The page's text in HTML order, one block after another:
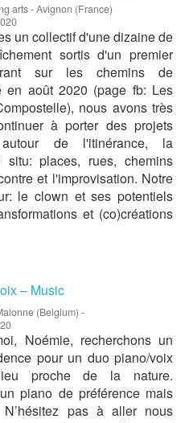
arts-Avignon (France)
un collectif d'une dizaine de
sortis d'un premier
sur les chemins de
en août 2020 (page fb: Les
nous avons très
à porter des projets
autour de l'itinérance, la
situ: places, rues, chemins
et l'improvisation. Notre
le clown et ses potentiels
et (co)créations
– Music
(Belgium) -
Noémie, recherchons un
pour un duo piano/voix
proche de la nature.
piano de préférence mais
pas à aller nous